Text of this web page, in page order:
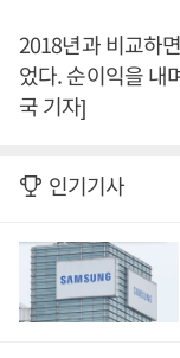
2018년과 비교하
었다. 순이익을 내
국 기자]
인기기사